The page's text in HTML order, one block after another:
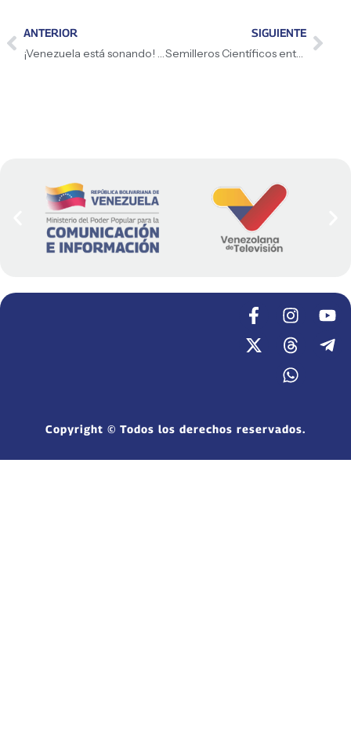
ANTERIOR
¡Venezuela está sonando! La selección femenina de voleibol se corona campeona suramericana U17
SIGUIENTE
Semilleros Científicos entrega 60 kits de electrónica en Caracas
Copyright © Todos los derechos reservados.